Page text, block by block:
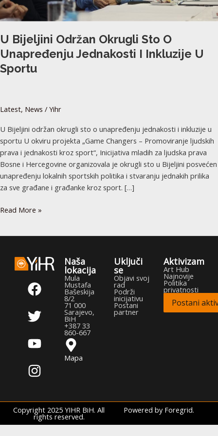
U Bijeljini Održan Okrugli Sto O
Unapređenju Jednakosti I Inkluzije U
Sportu​
Latest, News / Yihr
U Bijeljini održan okrugli sto o unapređenju jednakosti i inkluzije u
sportu U okviru projekta „Game Changers – Promoviranje ljudskih
prava i jednakosti kroz sport“, Inicijativa mladih za ljudska prava
Bosne i Hercegovine organizovala je okrugli sto u Bijeljini posvećen
unapređenju lokalnih sportskih politika i stvaranju jednakih prilika
za sve građane i građanke kroz sport. […]
sportu​
Read More »
F
a
c
e
b
o
o
k
T
w
i
t
t
e
r
Y
o
u
t
u
b
e
I
n
s
t
a
g
r
a
Naša
lokacija
Mula
Mustafa
Bašeskija
8/2
71 000
Sarajevo,
BiH
+387 33
860-667
Mapa
Uključi
se
Objavi svoj
rad
Podrži
inicijativu
Postani
partner
Aktivizam
Art Hub
Najnovije
Politika
privatnosti
Postani
Copyright 2025 YIHR BiH. All
rights reserved.
Powered by Foregrid.